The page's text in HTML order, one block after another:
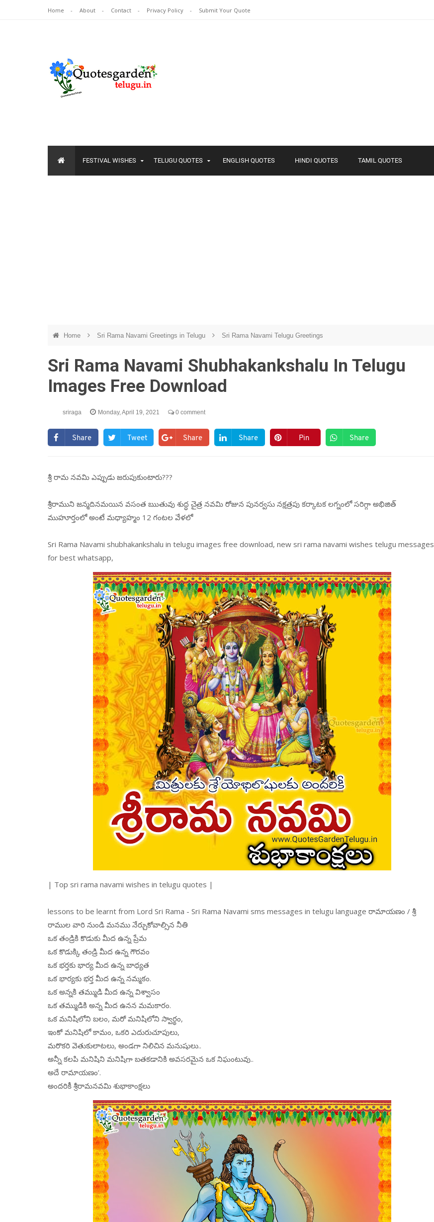
Home About Contact Privacy Policy Submit Your Quote
FESTIVAL WISHES TELUGU QUOTES ENGLISH QUOTES HINDI QUOTES TAMIL QUOTES
Home Sri Rama Navami Greetings in Telugu Sri Rama Navami Telugu Greetings
Sri Rama Navami Shubhakankshalu In Telugu
Images Free Download
sriraga Monday, April 19, 2021 0 comment
Share Tweet Share Share Pin Share
శ్రీ రామ నవమి ఎప్పుడు జరుపుకుంటారు???
శ్రీరాముని జన్మదినమయిన వసంత ఋతువు శుద్ధ చైత్ర నవమి రోజున పునర్వసు నక్షత్రపు కర్కాటక లగ్నంలో సరిగ్గా అభిజిత్
ముహూర్తంలో అంటే మధ్యాహ్మం 12 గంటల వేళలో
Sri Rama Navami shubhakankshalu in telugu images free download, new sri rama navami wishes telugu messages
for best whatsapp,
| Top sri rama navami wishes in telugu quotes |
lessons to be learnt from Lord Sri Rama - Sri Rama Navami sms messages in telugu language రామాయణం / శ్రీ
రాముల వారి నుండి మనము నేర్చుకోవాల్సిన నీతి
ఒక తండ్రికి కొడుకు మీద ఉన్న ప్రేమ
ఒక కొడుక్కి తండ్రి మీద ఉన్న గౌరవం
ఒక భర్తకు భార్య మీద ఉన్న బాధ్యత
ఒక భార్యకు భర్త మీద ఉన్న నమ్మకం.
ఒక అన్నకి తమ్ముడి మీద ఉన్న విశ్వాసం
ఒక తమ్ముడికి అన్న మీద ఉనన మమకారం.
ఒక మనిషిలోని బలం, మరో మనిషిలోని స్వార్థం,
ఇంకో మనిషిలో కామం, ఒకరి ఎదురుచూపులు,
మరొకరి వెతుకులాటలు, అండగా నిలిచిన మనుషులు..
అన్నీ కలపి మనిషిని మనిషిగా బతకడానికి అవసరమైన ఒక నిఘంటువు..
అదే రామాయణం’.
అందరికీ శ్రీరామనవమి శుభాకాంక్షలు